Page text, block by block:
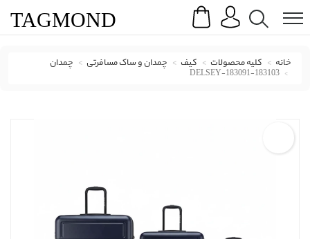
Search
TAGMOND
خانه کلیه محصولات کیف چمدان و ساک مسافرتی چمدان
DELSEY-183091-183103